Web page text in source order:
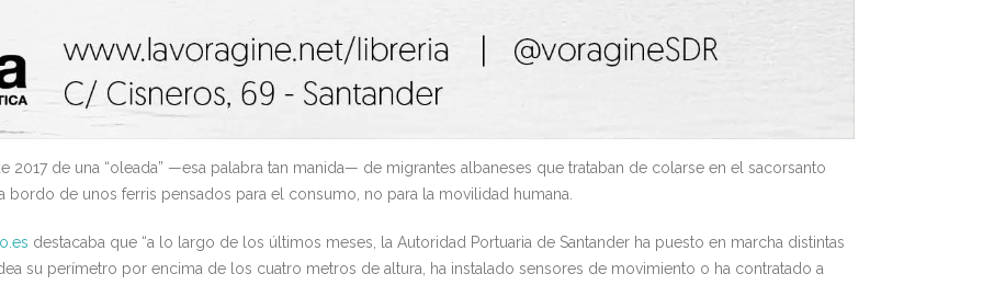
de una “oleada” —esa palabra tan manida— de migrantes albaneses que trataban de colarse en el sacorsanto
de unos ferris pensados para el consumo, no para la movilidad humana.
destacaba que “a lo largo de los últimos meses, la Autoridad Portuaria de Santander ha puesto en marcha distintas
su perímetro por encima de los cuatro metros de altura, ha instalado sensores de movimiento o ha contratado a